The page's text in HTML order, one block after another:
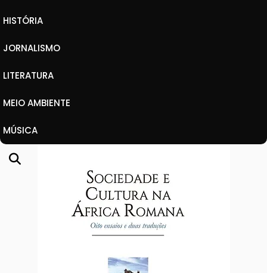
HISTÓRIA
JORNALISMO
LITERATURA
MEIO AMBIENTE
MÚSICA